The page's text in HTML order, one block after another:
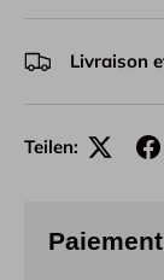
Livraison
Teilen: